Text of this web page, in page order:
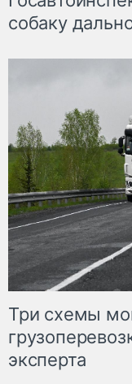
собаку
Три схемы
эксперта